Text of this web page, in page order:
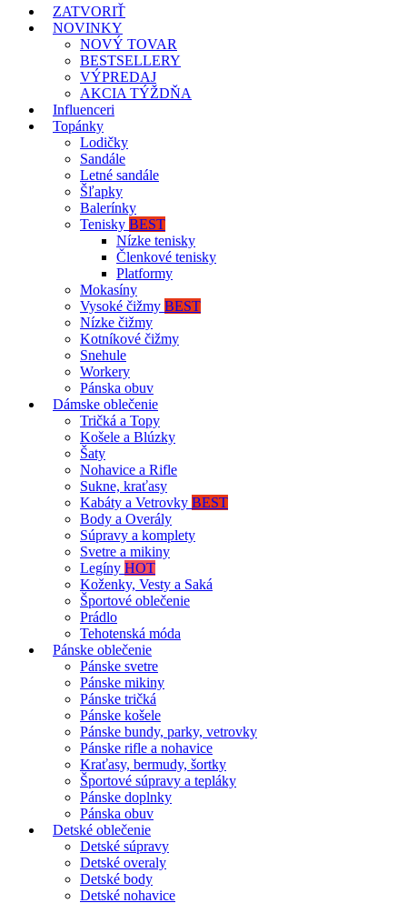
ZATVORIŤ
NOVINKY
NOVÝ TOVAR
BESTSELLERY
VÝPREDAJ
AKCIA TÝŽDŇA
Influenceri
Topánky
Lodičky
Sandále
Letné sandále
Šľapky
Balerínky
Tenisky BEST
Nízke tenisky
Členkové tenisky
Platformy
Mokasíny
Vysoké čižmy BEST
Nízke čižmy
Kotníkové čižmy
Snehule
Workery
Pánska obuv
Dámske oblečenie
Tričká a Topy
Košele a Blúzky
Šaty
Nohavice a Rifle
Sukne, kraťasy
Kabáty a Vetrovky BEST
Body a Overály
Súpravy a komplety
Svetre a mikiny
Legíny HOT
Koženky, Vesty a Saká
Športové oblečenie
Prádlo
Tehotenská móda
Pánske oblečenie
Pánske svetre
Pánske mikiny
Pánske tričká
Pánske košele
Pánske bundy, parky, vetrovky
Pánske rifle a nohavice
Kraťasy, bermudy, šortky
Športové súpravy a tepláky
Pánske doplnky
Pánska obuv
Detské oblečenie
Detské súpravy
Detské overaly
Detské body
Detské nohavice